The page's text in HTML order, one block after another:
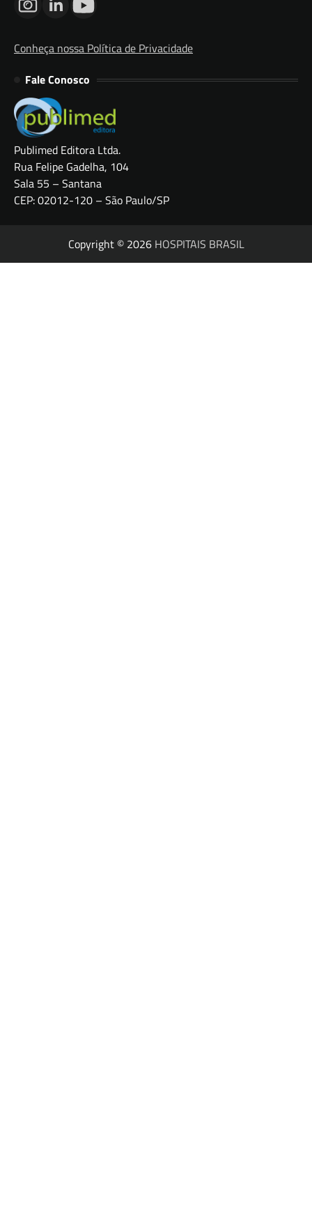
Conheça nossa Política de Privacidade
Fale Conosco
Publimed Editora Ltda.
Rua Felipe Gadelha, 104
Sala 55 – Santana
CEP: 02012-120 – São Paulo/SP
Copyright © 2026 HOSPITAIS BRASIL